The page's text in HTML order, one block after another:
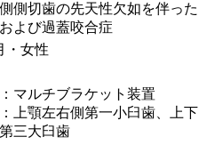
側切歯の先天性欠如を伴った
および過蓋咬合症
・女性
マルチブラケット装置
上顎左右側第一小臼歯、上下
三大臼歯